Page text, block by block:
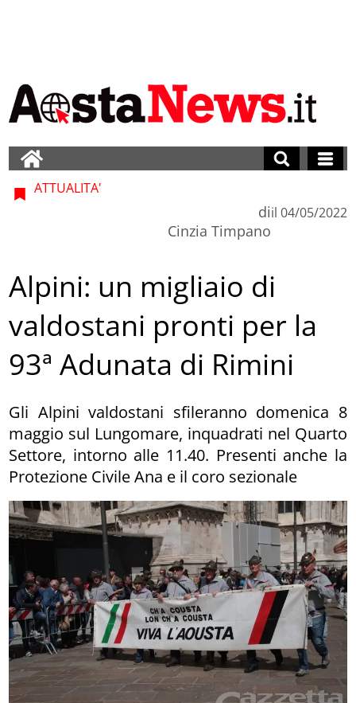
ATTUALITA'
di
Cinzia Timpano
il 04/05/2022
Alpini: un migliaio di
valdostani pronti per la
93ª Adunata di Rimini
Gli Alpini valdostani sfileranno domenica 8
maggio sul Lungomare, inquadrati nel Quarto
Settore, intorno alle 11.40. Presenti anche la
Protezione Civile Ana e il coro sezionale